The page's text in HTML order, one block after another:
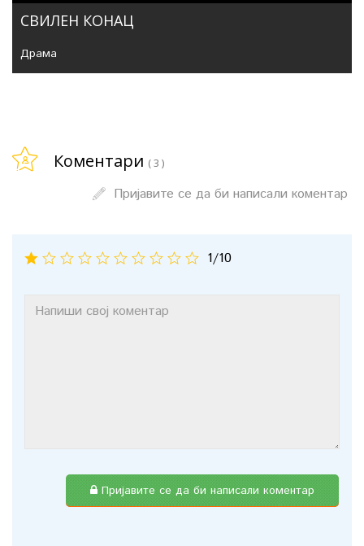
СВИЛЕН КОНАЦ
Драма
Коментари ( 3 )
Пријавите се да би написали коментар
1/10
Пријавите се да би написали коментар